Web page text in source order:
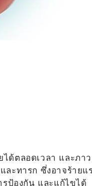
ด้ตลอดเวลา และภา
ะทารก ซึ่งอาจร้ายแ
รป้องกัน และแก้ไขได้